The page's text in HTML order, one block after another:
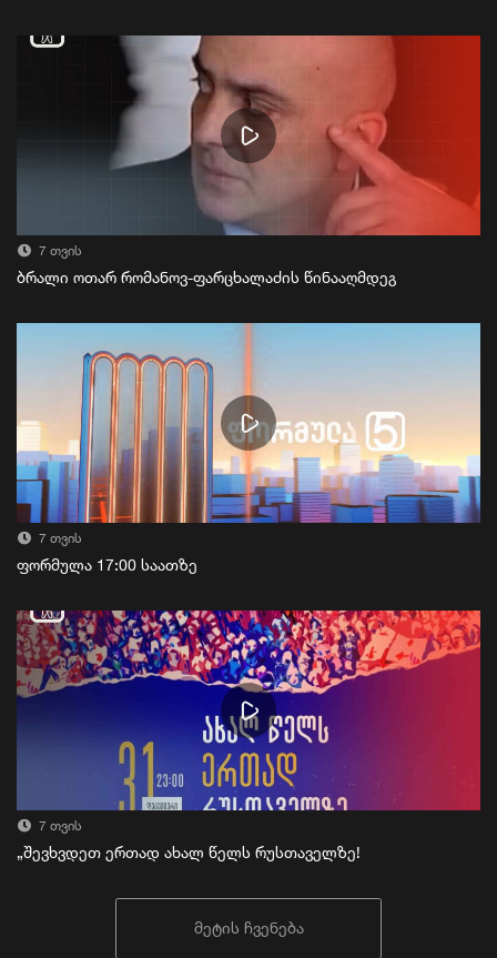
7 თვის
ბრალი ოთარ რომანოვ-ფარცხალაძის წინააღმდეგ
7 თვის
ფორმულა 17:00 საათზე
7 თვის
„შევხვდეთ ერთად ახალ წელს რუსთაველზე!
მეტის ჩვენება